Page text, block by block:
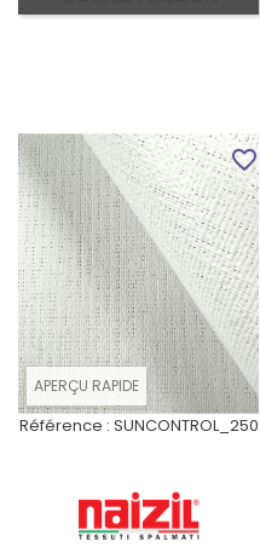
APERÇU RAPIDE
Référence : SUNCONTROL_250
favorite_border